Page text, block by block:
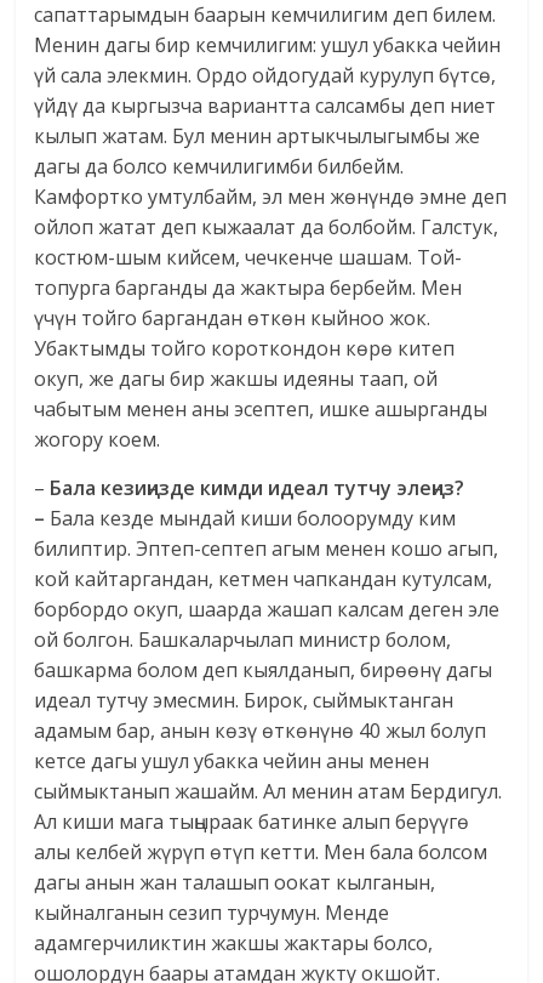
сапаттарымдын баарын кемчилигим деп билем.
Менин дагы бир кемчилигим: ушул убакка чейин
үй сала элекмин. Ордо ойдогудай курулуп бүтсө,
үйдү да кыргызча вариантта салсамбы деп ниет
кылып жатам. Бул менин артыкчылыгымбы же
дагы да болсо кемчилигимби билбейм.
Камфортко умтулбайм, эл мен жөнүндө эмне деп
ойлоп жатат деп кыжаалат да болбойм. Галстук,
костюм-шым кийсем, чечкенче шашам. Той-
топурга барганды да жактыра бербейм. Мен
үчүн тойго баргандан өткөн кыйноо жок.
Убактымды тойго короткондон көрө китеп
окуп, же дагы бир жакшы идеяны таап, ой
чабытым менен аны эсептеп, ишке ашырганды
жогору коем.
– Бала кезиңизде кимди идеал тутчу элеңиз?
– Бала кезде мындай киши болоорумду ким
билиптир. Эптеп-септеп агым менен кошо агып,
кой кайтаргандан, кетмен чапкандан кутулсам,
борбордо окуп, шаарда жашап калсам деген эле
ой болгон. Башкаларчылап министр болом,
башкарма болом деп кыялданып, бирөөнү дагы
идеал тутчу эмесмин. Бирок, сыймыктанган
адамым бар, анын көзү өткөнүнө 40 жыл болуп
кетсе дагы ушул убакка чейин аны менен
сыймыктанып жашайм. Ал менин атам Бердигул.
Ал киши мага тыңыраак батинке алып берүүгө
алы келбей жүрүп өтүп кетти. Мен бала болсом
дагы анын жан талашып оокат кылганын,
кыйналганын сезип турчумун. Менде
адамгерчиликтин жакшы жактары болсо,
ошолордун баары атамдан жукту окшойт.